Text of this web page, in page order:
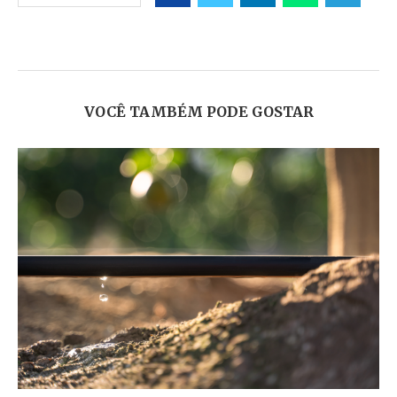
VOCÊ TAMBÉM PODE GOSTAR